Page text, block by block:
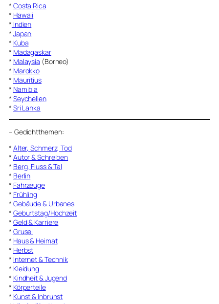
* Costa Rica
* Hawaii
* Indien
* Japan
* Kuba
* Madagaskar
* Malaysia (Borneo)
* Marokko
* Mauritius
* Namibia
* Seychellen
* Sri Lanka
– Gedichtthemen:
* Alter, Schmerz, Tod
* Autor & Schreiben
* Berg, Fluss & Tal
* Berlin
* Fahrzeuge
* Frühling
* Gebäude & Urbanes
* Geburtstag/Hochzeit
* Geld & Karriere
* Grusel
* Haus & Heimat
* Herbst
* Internet & Technik
* Kleidung
* Kindheit & Jugend
* Körperteile
* Kunst & Inbrunst